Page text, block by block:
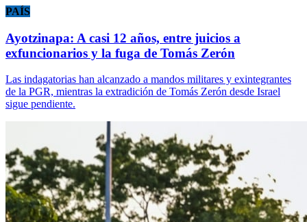
PAÍS
Ayotzinapa: A casi 12 años, entre juicios a
exfuncionarios y la fuga de Tomás Zerón
Las indagatorias han alcanzado a mandos militares y exintegrantes
de la PGR, mientras la extradición de Tomás Zerón desde Israel
sigue pendiente.